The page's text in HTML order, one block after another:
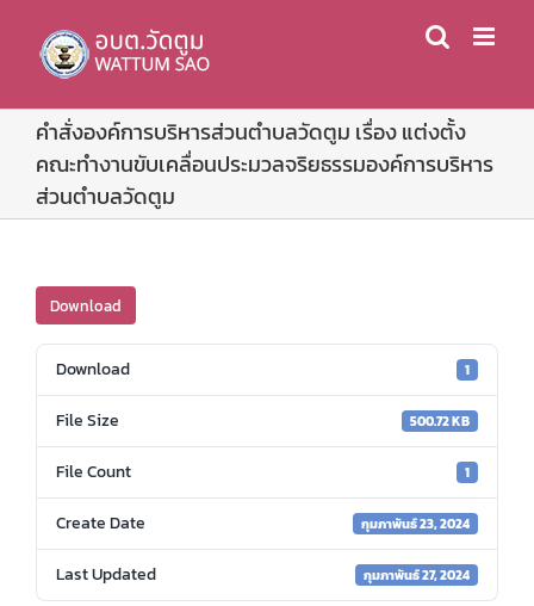
content
คำสั่งองค์การบริหารส่วนตำบลวัดตูม เรื่อง แต่งตั้ง
คณะทำงานขับเคลื่อนประมวลจริยธรรมองค์การบริหาร
ส่วนตำบลวัดตูม
Download
Download 1
File Size 500.72 KB
File Count 1
Create Date กุมภาพันธ์ 23, 2024
Last Updated กุมภาพันธ์ 27, 2024